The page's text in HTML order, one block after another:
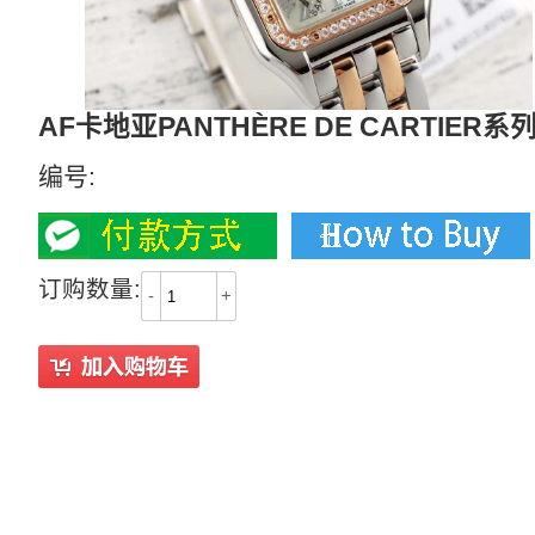
AF卡地亚PANTHÈRE DE CARTIER系
编号:
订购数量: - +